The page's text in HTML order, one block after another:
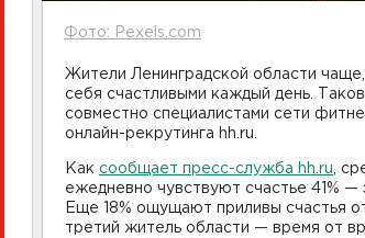
Фото: Pexels.com
Жители Ленинградской области
себя счастливыми каждый день.
совместно специалистами сети
онлайн-рекрутинга hh.ru.
Как сообщает пресс-служба hh.ru ,
ежедневно чувствуют счастье 41% —
Еще 18% ощущают приливы счастья
третий житель области — время от